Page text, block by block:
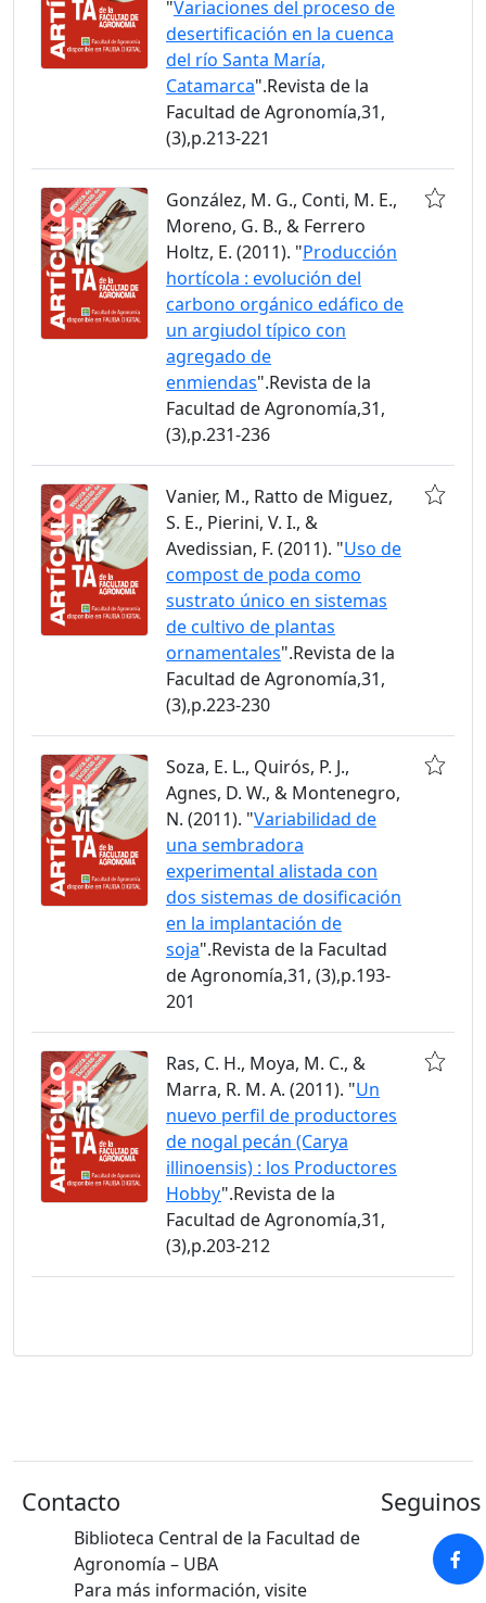
"Variaciones del proceso de
desertificación en la cuenca
del río Santa María,
Catamarca".Revista de la
Facultad de Agronomía,31,
(3),p.213-221
González, M. G., Conti, M. E.,
Moreno, G. B., & Ferrero
Holtz, E. (2011). "Producción
hortícola : evolución del
carbono orgánico edáfico de
un argiudol típico con
agregado de
enmiendas".Revista de la
Facultad de Agronomía,31,
(3),p.231-236
Vanier, M., Ratto de Miguez,
S. E., Pierini, V. I., &
Avedissian, F. (2011). "Uso de
compost de poda como
sustrato único en sistemas
de cultivo de plantas
ornamentales".Revista de la
Facultad de Agronomía,31,
(3),p.223-230
Soza, E. L., Quirós, P. J.,
Agnes, D. W., & Montenegro,
N. (2011). "Variabilidad de
una sembradora
experimental alistada con
dos sistemas de dosificación
en la implantación de
soja".Revista de la Facultad
de Agronomía,31, (3),p.193-
201
Ras, C. H., Moya, M. C., &
Marra, R. M. A. (2011). "Un
nuevo perfil de productores
de nogal pecán (Carya
illinoensis) : los Productores
Hobby".Revista de la
Facultad de Agronomía,31,
(3),p.203-212
Contacto
Biblioteca Central de la Facultad de
Agronomía – UBA
Para más información, visite